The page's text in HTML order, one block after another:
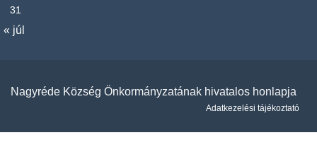
31
« júl
Nagyréde Község Önkormányzatának hivatalos honlapja
Adatkezelési tájékoztató